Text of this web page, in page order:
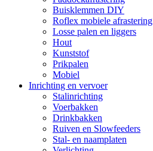
Buisklemmen DIY
Roflex mobiele afrastering
Losse palen en liggers
Hout
Kunststof
Prikpalen
Mobiel
Inrichting en vervoer
Stalinrichting
Voerbakken
Drinkbakken
Ruiven en Slowfeeders
Stal- en naamplaten